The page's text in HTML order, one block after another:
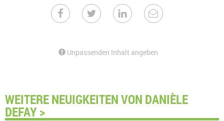
Unpassenden Inhalt angeben
WEITERE NEUIGKEITEN VON DANIÈLE
DEFAY >